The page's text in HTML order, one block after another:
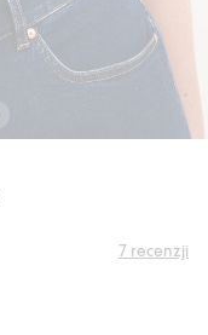
7 recenzji